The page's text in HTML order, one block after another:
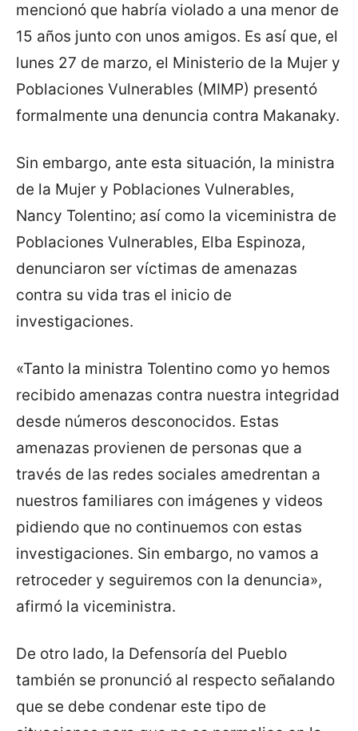
mencionó que habría violado a una menor de
15 años junto con unos amigos. Es así que, el
lunes 27 de marzo, el Ministerio de la Mujer y
Poblaciones Vulnerables (MIMP) presentó
formalmente una denuncia contra Makanaky.
Sin embargo, ante esta situación, la ministra
de la Mujer y Poblaciones Vulnerables,
Nancy Tolentino; así como la viceministra de
Poblaciones Vulnerables, Elba Espinoza,
denunciaron ser víctimas de amenazas
contra su vida tras el inicio de
investigaciones.
«Tanto la ministra Tolentino como yo hemos
recibido amenazas contra nuestra integridad
desde números desconocidos. Estas
amenazas provienen de personas que a
través de las redes sociales amedrentan a
nuestros familiares con imágenes y videos
pidiendo que no continuemos con estas
investigaciones. Sin embargo, no vamos a
retroceder y seguiremos con la denuncia»,
afirmó la viceministra.
De otro lado, la Defensoría del Pueblo
también se pronunció al respecto señalando
que se debe condenar este tipo de